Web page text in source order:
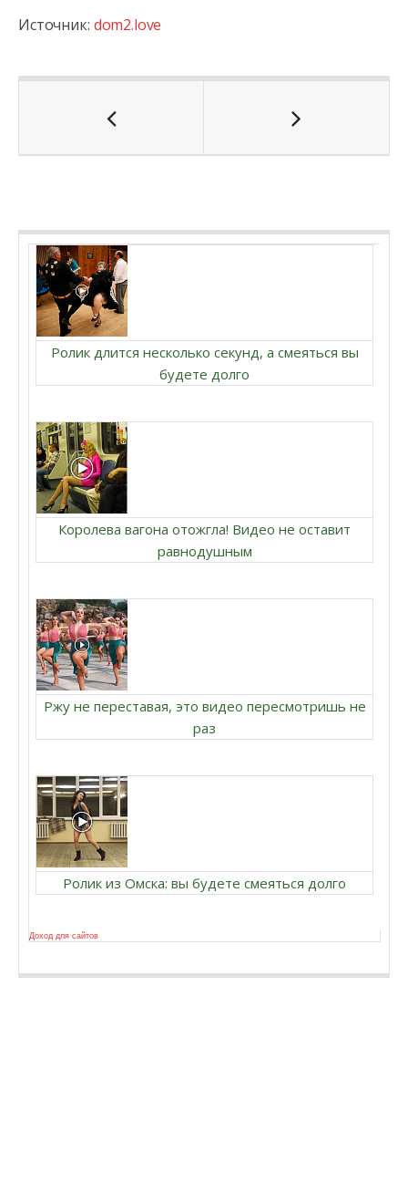
Источник: dom2.love
Ролик длится несколько секунд, а смеяться вы
будете долго
Королева вагона отожгла! Видео не оставит
равнодушным
Ржу не переставая, это видео пересмотришь не
раз
Ролик из Омска: вы будете смеяться долго
Доход для сайтов